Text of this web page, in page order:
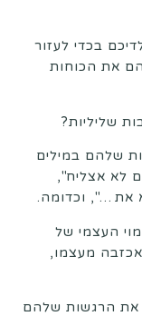
בכדי לעזור
את הכוחות
שליליות?
שלהם במילים
לא אצליח",
את …", וכדומה.
העצמי של
אכזבה מעצמו,
את הרגשות שלהם